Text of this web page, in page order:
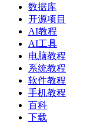
数据库
开源项目
AI教程
AI工具
电脑教程
系统教程
软件教程
手机教程
百科
下载